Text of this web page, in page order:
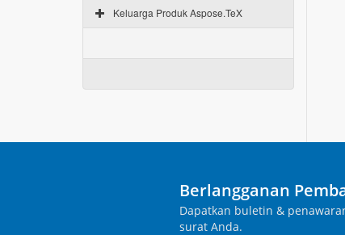
Keluarga Produk Aspose.TeX
Berlangganan
Dapatkan buletin &
surat Anda.